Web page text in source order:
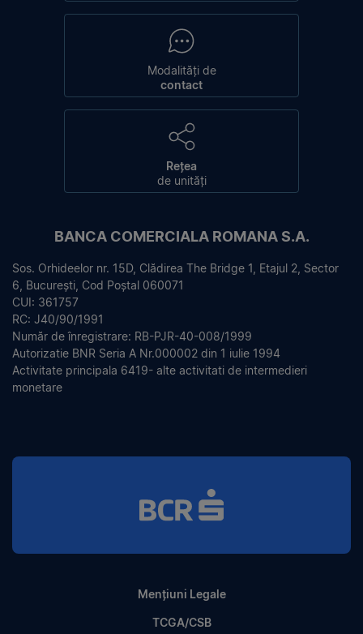
Modalități de
contact
Rețea
de unități
BANCA COMERCIALA ROMANA S.A.
Sos. Orhideelor nr. 15D, Clădirea The Bridge 1, Etajul 2, Sector
6, București, Cod Poștal 060071
CUI: 361757
RC: J40/90/1991
Număr de înregistrare: RB-PJR-40-008/1999
Autorizatie BNR Seria A Nr.000002 din 1 iulie 1994
Activitate principala 6419- alte activitati de intermedieri
monetare
Mențiuni Legale
TCGA/CSB